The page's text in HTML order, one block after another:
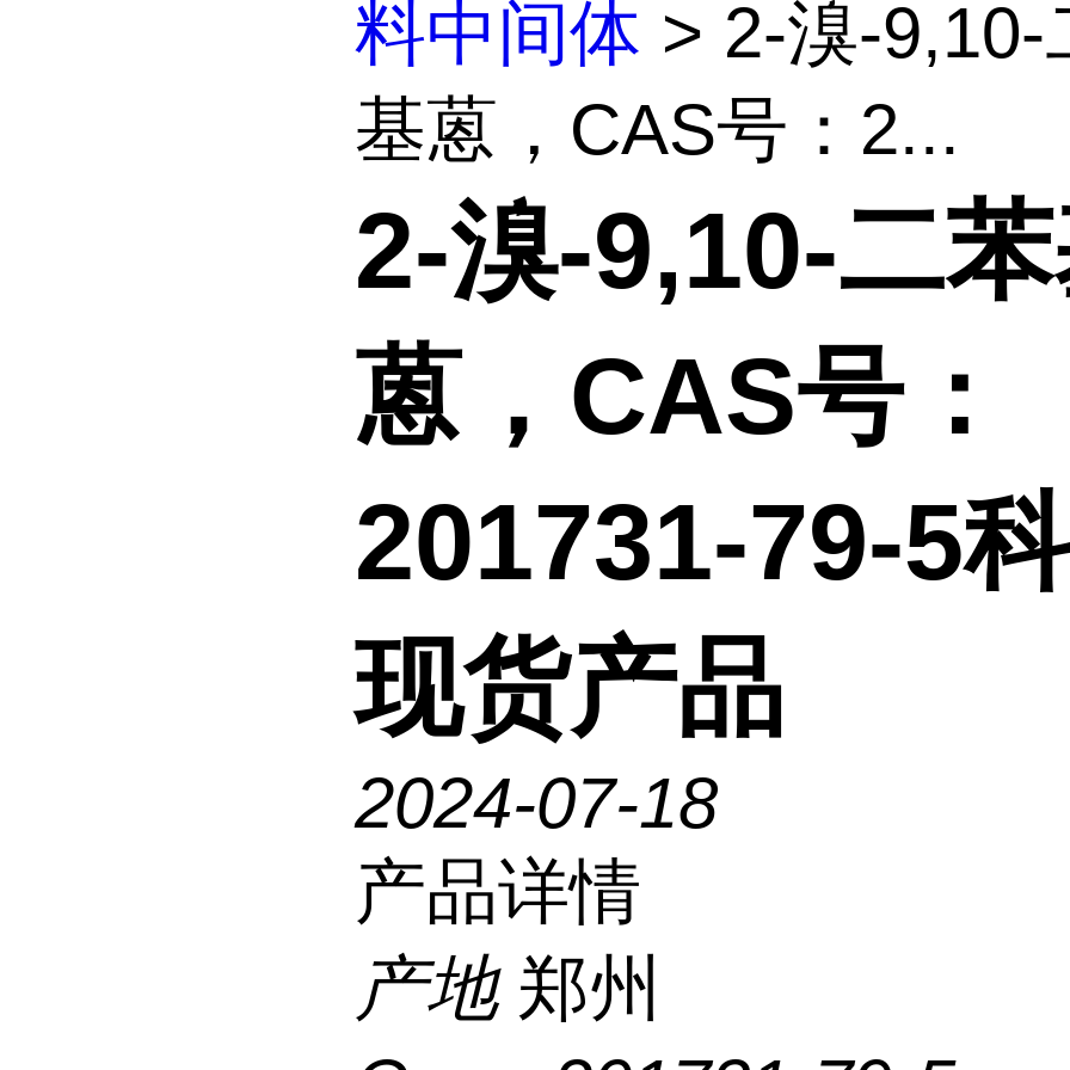
料中间体 > 2-溴-9,10-
基蒽，CAS号：2...
2-溴-9,10-二
蒽，CAS号：
201731-79-5
现货产品
2024-07-18
产品详情
产地 郑州